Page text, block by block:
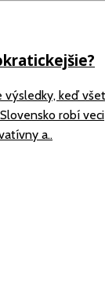
výsledky, keď
robí veci
a..